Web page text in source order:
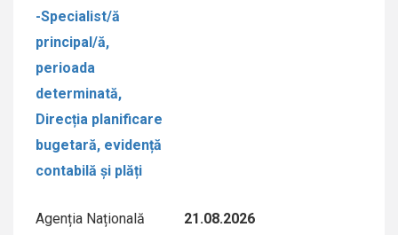
-Specialist/ă
principal/ă,
perioada
determinată,
Direcția planificare
bugetară, evidență
contabilă și plăți
Agenția Națională
21.08.2026